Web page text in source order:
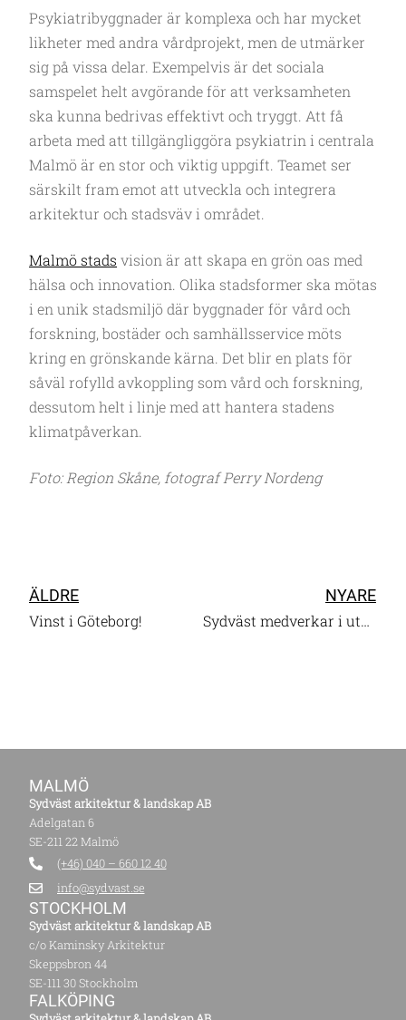
Psykiatribyggnader är komplexa och har mycket
likheter med andra vårdprojekt, men de utmärker
sig på vissa delar. Exempelvis är det sociala
samspelet helt avgörande för att verksamheten
ska kunna bedrivas effektivt och tryggt. Att få
arbeta med att tillgängliggöra psykiatrin i centrala
Malmö är en stor och viktig uppgift. Teamet ser
särskilt fram emot att utveckla och integrera
arkitektur och stadsväv i området.
Malmö stads vision är att skapa en grön oas med
hälsa och innovation. Olika stadsformer ska mötas
i en unik stadsmiljö där byggnader för vård och
forskning, bostäder och samhällsservice möts
kring en grönskande kärna. Det blir en plats för
såväl rofylld avkoppling som vård och forskning,
dessutom helt i linje med att hantera stadens
klimatpåverkan.
Foto: Region Skåne, fotograf Perry Nordeng
ÄLDRE
Vinst i Göteborg!
NYARE
Sydväst medverkar i utställningen ”Play for democracy”
MALMÖ
Sydväst arkitektur & landskap AB
Adelgatan 6
SE-211 22 Malmö
(+46) 040 – 660 12 40
info@sydvast.se
STOCKHOLM
Sydväst arkitektur & landskap AB
c/o Kaminsky Arkitektur
Skeppsbron 44
SE-111 30 Stockholm
FALKÖPING